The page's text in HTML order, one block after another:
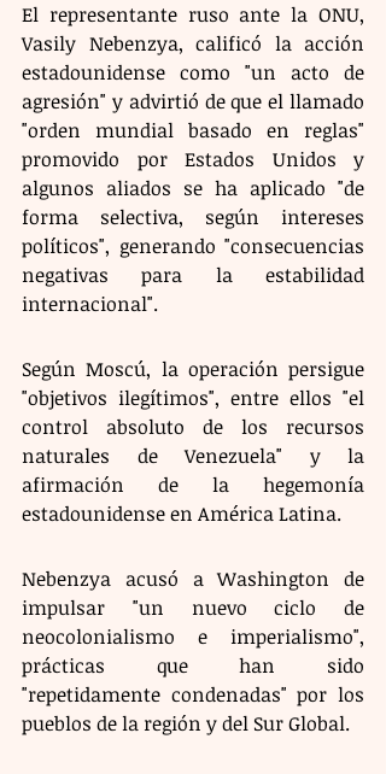
El representante ruso ante la ONU,
Vasily Nebenzya, calificó la acción
estadounidense como "un acto de
agresión" y advirtió de que el llamado
"orden mundial basado en reglas"
promovido por Estados Unidos y
algunos aliados se ha aplicado "de
forma selectiva, según intereses
políticos", generando "consecuencias
negativas para la estabilidad
internacional".
Según Moscú, la operación persigue
"objetivos ilegítimos", entre ellos "el
control absoluto de los recursos
naturales de Venezuela" y la
afirmación de la hegemonía
estadounidense en América Latina.
Nebenzya acusó a Washington de
impulsar "un nuevo ciclo de
neocolonialismo e imperialismo",
prácticas que han sido
"repetidamente condenadas" por los
pueblos de la región y del Sur Global.